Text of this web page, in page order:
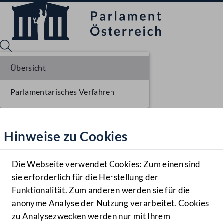
Hilfe
Benutzer
Navigationsmenü öffnen
MENÜ
Hinweise zu Cookies
Die Webseite verwendet Cookies: Zum einen sind
sie erforderlich für die Herstellung der
Funktionalität. Zum anderen werden sie für die
anonyme Analyse der Nutzung verarbeitet. Cookies
zu Analysezwecken werden nur mit Ihrem
Übersicht
Parlamentarisches Verfahren